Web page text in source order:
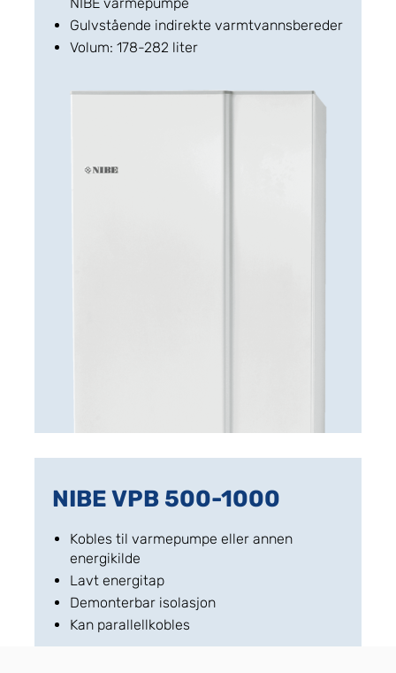
Gulvstående indirekte varmtvannsbereder
Volum: 178-282 liter
NIBE VPB 500-1000
Kobles til varmepumpe eller annen
energikilde
Lavt energitap
Demonterbar isolasjon
Kan parallellkobles